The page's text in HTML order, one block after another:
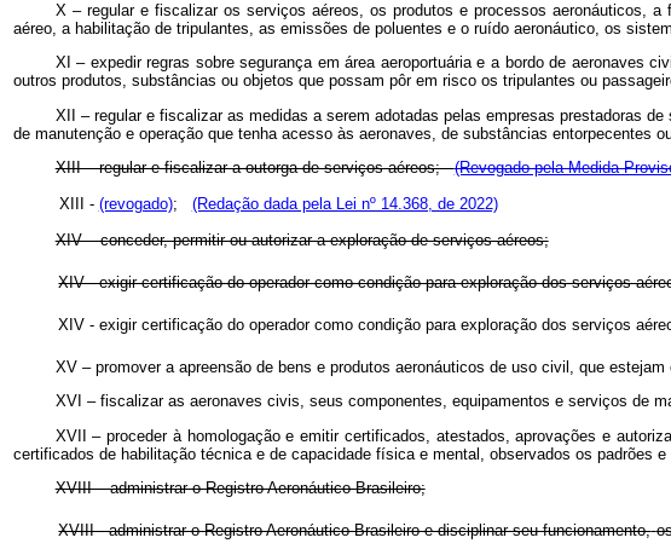
X – regular e fiscalizar os serviços aéreos, os produtos e processos aeronáuticos,
aéreo, a habilitação de tripulantes, as emissões de poluentes e o ruído aeronáutico, os
XI – expedir regras sobre segurança em área aeroportuária e a bordo de aeronaves
outros produtos, substâncias ou objetos que possam pôr em risco os tripulantes ou
XII – regular e fiscalizar as medidas a serem adotadas pelas empresas prestadoras
de manutenção e operação que tenha acesso às aeronaves, de substâncias
XIII – regular e fiscalizar a outorga de serviços aéreos;(Revogado pela Medida
XIII - (revogado); (Redação dada pela Lei nº 14.368, de 2022)
XIV – conceder, permitir ou autorizar a exploração de serviços aéreos;
XIV - exigir certificação do operador como condição para exploração dos serviços
XIV - exigir certificação do operador como condição para exploração dos serviços
XV – promover a apreensão de bens e produtos aeronáuticos de uso civil, que
XVI – fiscalizar as aeronaves civis, seus componentes, equipamentos e serviços de
XVII – proceder à homologação e emitir certificados, atestados, aprovações e
certificados de habilitação técnica e de capacidade física e mental, observados os padrões
XVIII – administrar o Registro Aeronáutico Brasileiro;
XVIII - administrar o Registro Aeronáutico Brasileiro e disciplinar seu funcionamento,